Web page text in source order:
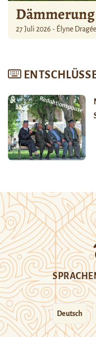
Dämmerung
27 Juli 2026 - Élyne Dragée
Deutsch